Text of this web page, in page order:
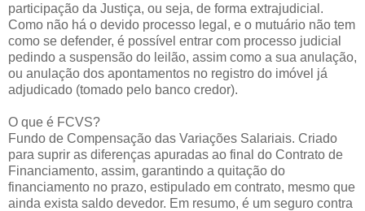
participação da Justiça, ou seja, de forma extrajudicial.
Como não há o devido processo legal, e o mutuário não tem
como se defender, é possível entrar com processo judicial
pedindo a suspensão do leilão, assim como a sua anulação,
ou anulação dos apontamentos no registro do imóvel já
adjudicado (tomado pelo banco credor).
O que é FCVS?
Fundo de Compensação das Variações Salariais. Criado
para suprir as diferenças apuradas ao final do Contrato de
Financiamento, assim, garantindo a quitação do
financiamento no prazo, estipulado em contrato, mesmo que
ainda exista saldo devedor. Em resumo, é um seguro contra